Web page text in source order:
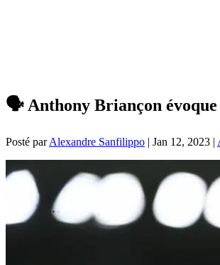
🗣 Anthony Briançon évoque
Posté parAlexandre Sanfilippo | Jan 12, 2023 |